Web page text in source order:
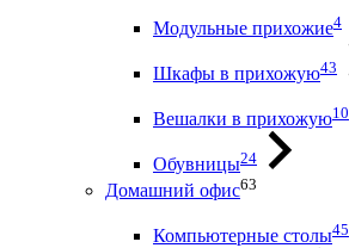
Модульные прихожие4
Шкафы в прихожую43
Вешалки в прихожую10
Обувницы24
Домашний офис63
Компьютерные столы45